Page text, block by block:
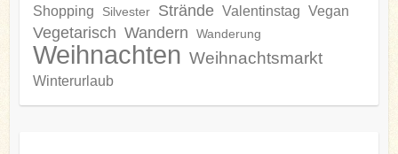
Shopping Silvester Strände Valentinstag Vegan
Vegetarisch Wandern Wanderung
Weihnachten Weihnachtsmarkt
Winterurlaub